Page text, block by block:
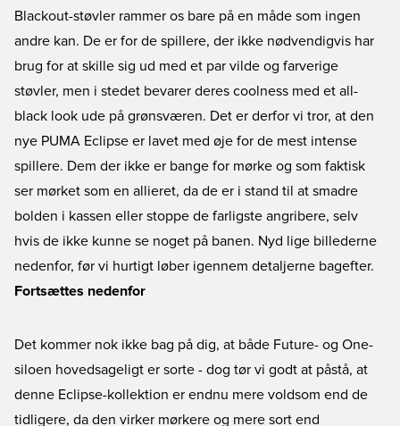
Blackout-støvler rammer os bare på en måde som ingen
andre kan. De er for de spillere, der ikke nødvendigvis har
brug for at skille sig ud med et par vilde og farverige
støvler, men i stedet bevarer deres coolness med et all-
black look ude på grønsværen. Det er derfor vi tror, at den
nye PUMA Eclipse er lavet med øje for de mest intense
spillere. Dem der ikke er bange for mørke og som faktisk
ser mørket som en allieret, da de er i stand til at smadre
bolden i kassen eller stoppe de farligste angribere, selv
hvis de ikke kunne se noget på banen. Nyd lige billederne
nedenfor, før vi hurtigt løber igennem detaljerne bagefter.
Fortsættes nedenfor
Det kommer nok ikke bag på dig, at både Future- og One-
siloen hovedsageligt er sorte - dog tør vi godt at påstå, at
denne Eclipse-kollektion er endnu mere voldsom end de
tidligere, da den virker mørkere og mere sort end